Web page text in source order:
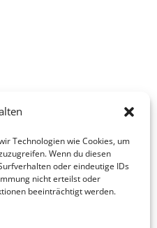
Technologien wie Cookies, um
Wenn du diesen
oder eindeutige IDs
nicht erteilst oder
beeinträchtigt werden.